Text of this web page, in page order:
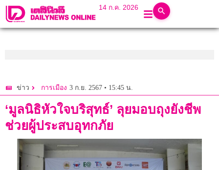
14 ก.ค. 2026
ข่าว การเมือง 3 ก.ย. 2567 • 15:45 น.
‘มูลนิธิหัวใจบริสุทธ์’ ลุยมอบถุงยังชีพ
ช่วยผู้ประสบอุทกภัย